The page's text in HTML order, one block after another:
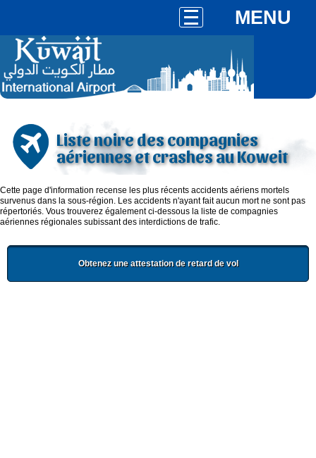
MENU
Liste noire des compagnies
aériennes et crashes au Koweit
Cette page d'information recense les plus récents accidents aériens mortels
survenus dans la sous-région. Les accidents n'ayant fait aucun mort ne sont pas
répertoriés. Vous trouverez également ci-dessous la liste de compagnies
aériennes régionales subissant des interdictions de trafic.
Obtenez une attestation de retard de vol